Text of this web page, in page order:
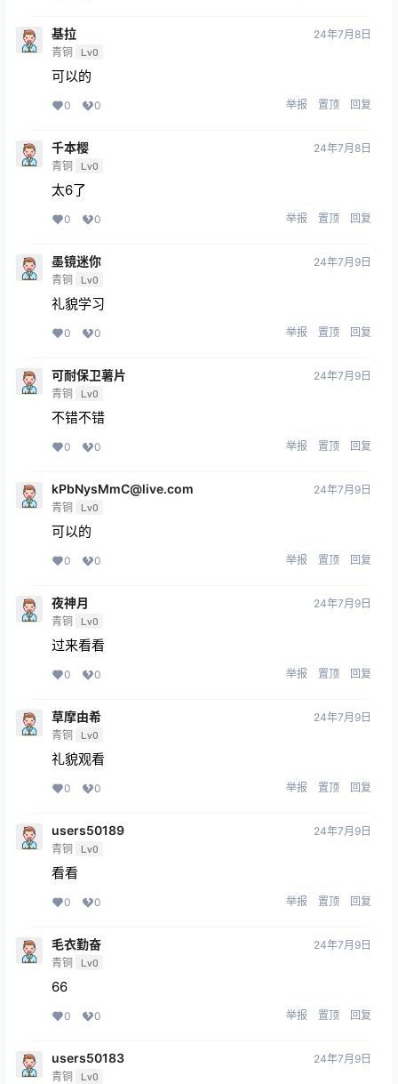
基拉
青铜 Lv0
24年7月8日
可以的
0 0 举报 置顶 回复
千本樱
青铜 Lv0
24年7月8日
太6了
0 0 举报 置顶 回复
墨镜迷你
青铜 Lv0
24年7月9日
礼貌学习
0 0 举报 置顶 回复
可耐保卫薯片
青铜 Lv0
24年7月9日
不错不错
0 0 举报 置顶 回复
kPbNysMmC@live.com
青铜 Lv0
24年7月9日
可以的
0 0 举报 置顶 回复
夜神月
青铜 Lv0
24年7月9日
过来看看
0 0 举报 置顶 回复
草摩由希
青铜 Lv0
24年7月9日
礼貌观看
0 0 举报 置顶 回复
users50189
青铜 Lv0
24年7月9日
看看
0 0 举报 置顶 回复
毛衣勤奋
青铜 Lv0
24年7月9日
66
0 0 举报 置顶 回复
users50183
青铜 Lv0
24年7月9日